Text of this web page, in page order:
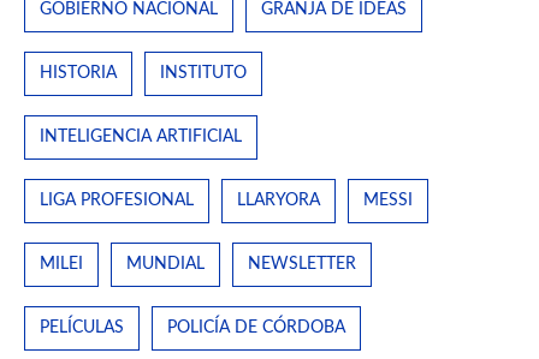
GOBIERNO NACIONAL GRANJA DE IDEAS
HISTORIA INSTITUTO
INTELIGENCIA ARTIFICIAL
LIGA PROFESIONAL LLARYORA MESSI
MILEI MUNDIAL NEWSLETTER
PELÍCULAS POLICÍA DE CÓRDOBA